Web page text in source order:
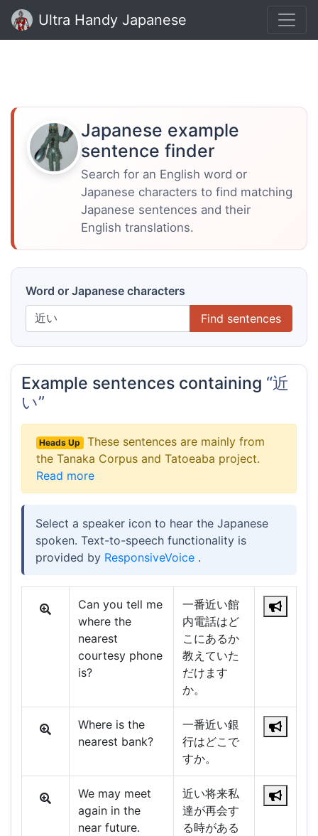
Ultra Handy Japanese
Japanese example
sentence finder
Search for an English word or
Japanese characters to find matching
Japanese sentences and their
English translations.
Word or Japanese characters
Find sentences
Example sentences containing “近
い”
Heads Up
These sentences are mainly from
the Tanaka Corpus and Tatoeaba project.
Read more
Select a speaker icon to hear the Japanese
spoken. Text-to-speech functionality is
provided by ResponsiveVoice .
Can you tell me
where the
nearest
courtesy phone
is?
一番近い館
内電話はど
こにあるか
教えていた
だけます
か。
Where is the
nearest bank?
一番近い銀
行はどこで
すか。
We may meet
again in the
near future.
近い将来私
達が再会す
る時がある